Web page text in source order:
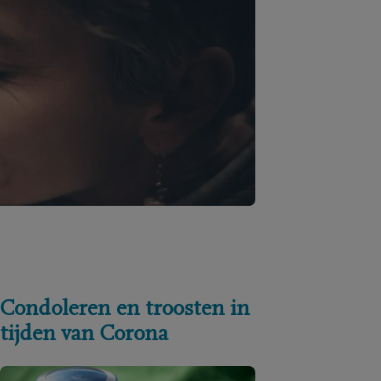
Condoleren en troosten in
tijden van Corona